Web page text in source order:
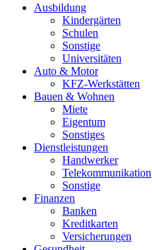
Ausbildung
Kindergärten
Schulen
Sonstige
Universitäten
Auto & Motor
KFZ-Werkstätten
Bauen & Wohnen
Miete
Eigentum
Sonstiges
Dienstleistungen
Handwerker
Telekommunikation
Sonstige
Finanzen
Banken
Kreditkarten
Versicherungen